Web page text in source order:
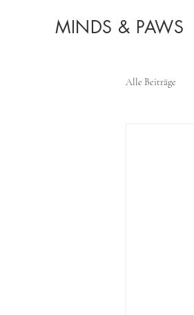
MINDS & PAWS
Alle Beiträge